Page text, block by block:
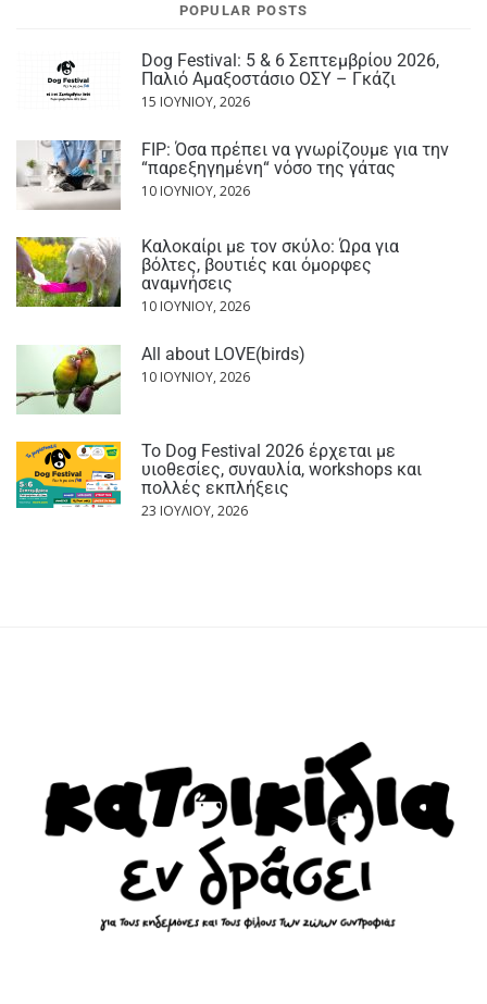
POPULAR POSTS
Dog Festival: 5 & 6 Σεπτεμβρίου 2026,
Παλιό Αμαξοστάσιο ΟΣΥ – Γκάζι
15 ΙΟΥΝΊΟΥ, 2026
FIP: Όσα πρέπει να γνωρίζουμε για την
“παρεξηγημένη“ νόσο της γάτας
10 ΙΟΥΝΊΟΥ, 2026
Καλοκαίρι με τον σκύλο: Ώρα για
βόλτες, βουτιές και όμορφες
αναμνήσεις
10 ΙΟΥΝΊΟΥ, 2026
All about LOVE(birds)
10 ΙΟΥΝΊΟΥ, 2026
Το Dog Festival 2026 έρχεται με
υιοθεσίες, συναυλία, workshops και
πολλές εκπλήξεις
23 ΙΟΥΛΊΟΥ, 2026